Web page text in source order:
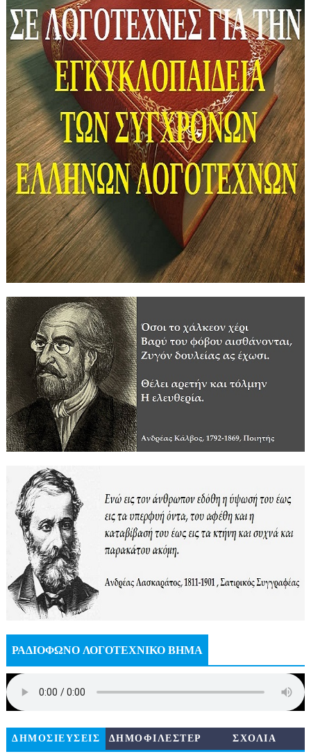
ΡΑΔΙΟΦΩΝΟ ΛΟΓΟΤΕΧΝΙΚΟ ΒΗΜΑ
ΔΗΜΟΣΙΕΥΣΕΙΣ
ΔΗΜΟΦΙΛΕΣΤΕΡ
ΣΧΟΛΙΑ